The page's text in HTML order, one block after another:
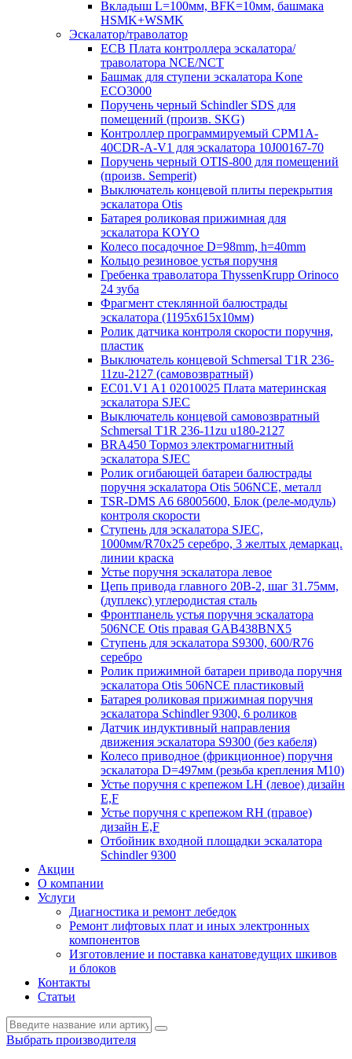
Вкладыш L=100мм, BFK=10мм, башмака
HSMK+WSMK
Эскалатор/траволатор
ECB Плата контроллера эскалатора/
траволатора NCE/NCT
Башмак для ступени эскалатора Kone
ECO3000
Поручень черный Schindler SDS для
помещений (произв. SKG)
Контроллер программируемый CPM1A-
40CDR-A-V1 для эскалатора 10J00167-70
Поручень черный OTIS-800 для помещений
(произв. Semperit)
Выключатель концевой плиты перекрытия
эскалатора Otis
Батарея роликовая прижимная для
эскалатора KOYO
Колесо посадочное D=98mm, h=40mm
Кольцо резиновое устья поручня
Гребенка траволатора ThyssenKrupp Orinoco
24 зуба
Фрагмент стеклянной балюстрады
эскалатора (1195х615х10мм)
Ролик датчика контроля скорости поручня,
пластик
Выключатель концевой Schmersal T1R 236-
11zu-2127 (самовозвратный)
EC01.V1 A1 02010025 Плата материнская
эскалатора SJEC
Выключатель концевой самовозвратный
Schmersal T1R 236-11zu u180-2127
BRA450 Тормоз электромагнитный
эскалатора SJEC
Ролик огибающей батареи балюстрады
поручня эскалатора Otis 506NCE, металл
TSR-DMS A6 68005600, Блок (реле-модуль)
контроля скорости
Ступень для эскалатора SJEC,
1000мм/R70x25 серебро, 3 желтых демаркац.
линии краска
Устье поручня эскалатора левое
Цепь привода главного 20B-2, шаг 31.75мм,
(дуплекс) углеродистая сталь
Фронтпанель устья поручня эскалатора
506NCE Otis правая GAB438BNX5
Ступень для эскалатора S9300, 600/R76
серебро
Ролик прижимной батареи привода поручня
эскалатора Otis 506NCE пластиковый
Батарея роликовая прижимная поручня
эскалатора Schindler 9300, 6 роликов
Датчик индуктивный направления
движения эскалатора S9300 (без кабеля)
Колесо приводное (фрикционное) поручня
эскалатора D=497мм (резьба крепления M10)
Устье поручня с крепежом LH (левое) дизайн
E,F
Устье поручня с крепежом RH (правое)
дизайн E,F
Отбойник входной площадки эскалатора
Schindler 9300
Акции
О компании
Услуги
Диагностика и ремонт лебедок
Ремонт лифтовых плат и иных электронных
компонентов
Изготовление и поставка канатоведущих шкивов
и блоков
Контакты
Статьи
Выбрать производителя